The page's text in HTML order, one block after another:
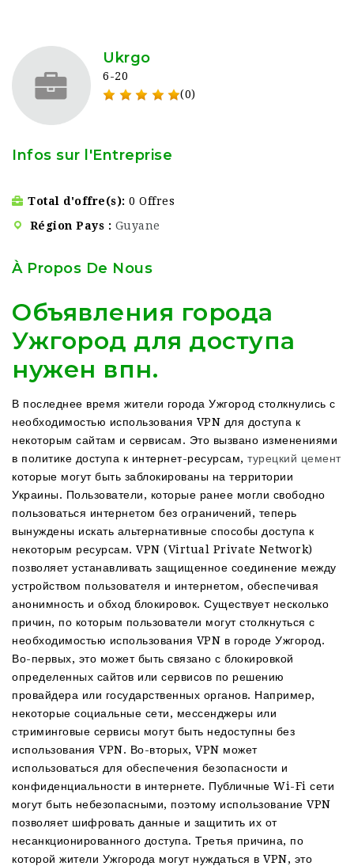
Ukrgo
6-20
(0)
Infos sur l'Entreprise
Total d'offre(s) 0 Offres
Région Pays
Guyane
À Propos De Nous
Объявления города
Ужгород для доступа
нужен впн.
В последнее время жители города Ужгород столкнулись с
необходимостью использования VPN для доступа к
некоторым сайтам и сервисам. Это вызвано изменениями
в политике доступа к интернет-ресурсам, турецкий цемент
которые могут быть заблокированы на территории
Украины. Пользователи, которые ранее могли свободно
пользоваться интернетом без ограничений, теперь
вынуждены искать альтернативные способы доступа к
некоторым ресурсам. VPN (Virtual Private Network)
позволяет устанавливать защищенное соединение между
устройством пользователя и интернетом, обеспечивая
анонимность и обход блокировок. Существует несколько
причин, по которым пользователи могут столкнуться с
необходимостью использования VPN в городе Ужгород.
Во-первых, это может быть связано с блокировкой
определенных сайтов или сервисов по решению
провайдера или государственных органов. Например,
некоторые социальные сети, мессенджеры или
стриминговые сервисы могут быть недоступны без
использования VPN. Во-вторых, VPN может
использоваться для обеспечения безопасности и
конфиденциальности в интернете. Публичные Wi-Fi сети
могут быть небезопасными, поэтому использование VPN
позволяет шифровать данные и защитить их от
несанкционированного доступа. Третья причина, по
которой жители Ужгорода могут нуждаться в VPN, это